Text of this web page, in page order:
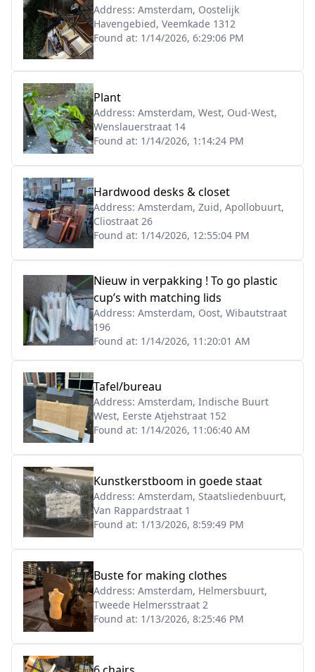
Address: Amsterdam, Oostelijk
Havengebied, Veemkade 1312
Found at: 1/14/2026, 6:29:06 PM
Plant
Address: Amsterdam, West, Oud-West,
Wenslauerstraat 14
Found at: 1/14/2026, 1:14:24 PM
Hardwood desks & closet
Address: Amsterdam, Zuid, Apollobuurt,
Cliostraat 26
Found at: 1/14/2026, 12:55:04 PM
Nieuw in verpakking ! To go plastic
cup’s with matching lids
Address: Amsterdam, Oost, Wibautstraat
196
Found at: 1/14/2026, 11:20:01 AM
Tafel/bureau
Address: Amsterdam, Indische Buurt
West, Eerste Atjehstraat 152
Found at: 1/14/2026, 11:06:40 AM
Kunstkerstboom in goede staat
Address: Amsterdam, Staatsliedenbuurt,
Van Rappardstraat 1
Found at: 1/13/2026, 8:59:49 PM
Buste for making clothes
Address: Amsterdam, Helmersbuurt,
Tweede Helmersstraat 2
Found at: 1/13/2026, 8:25:46 PM